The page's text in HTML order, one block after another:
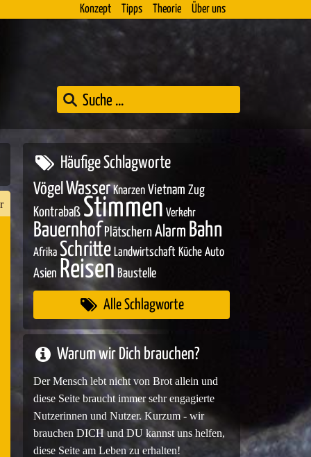
Konzept Tipps Theorie Über uns
Häufige Schlagworte
Vögel Wasser Knarzen Vietnam Zug
Kontrabaß Stimmen Verkehr
Bauernhof Plätschern Alarm Bahn
Afrika Schritte Landwirtschaft Küche Auto
Asien Reisen Baustelle
Alle Schlagworte
Warum wir Dich brauchen?
Der Mensch lebt nicht von Brot allein und
diese Seite braucht immer sehr engagierte
Nutzerinnen und Nutzer. Kurzum - wir
brauchen DICH und DU kannst uns helfen,
diese Seite am Leben zu erhalten!